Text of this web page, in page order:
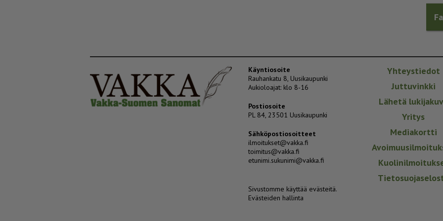
Käyntiosoite
Rauhankatu 8, Uusikaupunki
Aukioloajat: klo 8-16
Postiosoite
PL 84, 23501 Uusikaupunki
Sähköpostiosoitteet
ilmoitukset@vakka.fi
toimitus@vakka.fi
etunimi.sukunimi@vakka.fi
Sivustomme käyttää evästeitä.
Evästeiden hallinta
Yhteystiedot
Juttuvinkki
Lähetä
Yritys
Mediakortti